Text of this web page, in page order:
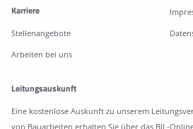
Karriere
Stellenangebote
Arbeiten bei uns
Leitungsauskunft
Eine kostenlose Auskunft zu unserem
von Bauarbeiten erhalten Sie über das BIL-